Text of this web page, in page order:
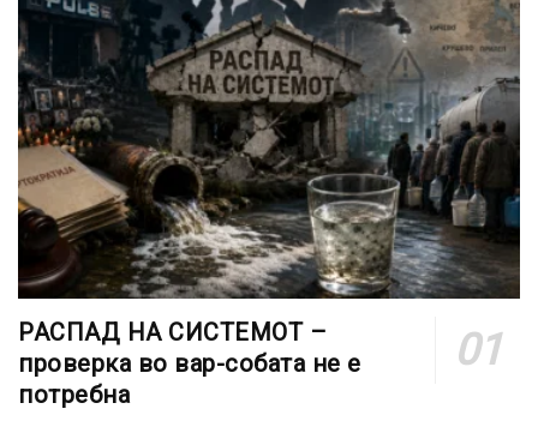
РАСПАД НА СИСТЕМОТ –
проверка во вар-собата не е
потребна